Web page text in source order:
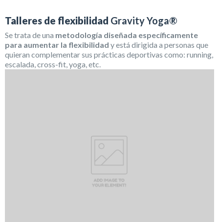
Talleres de flexibilidad Gravity Yoga®
Se trata de una metodología diseñada específicamente
para aumentar la flexibilidad y está dirigida a personas que
quieran complementar sus prácticas deportivas como: running,
escalada, cross-fit, yoga, etc.